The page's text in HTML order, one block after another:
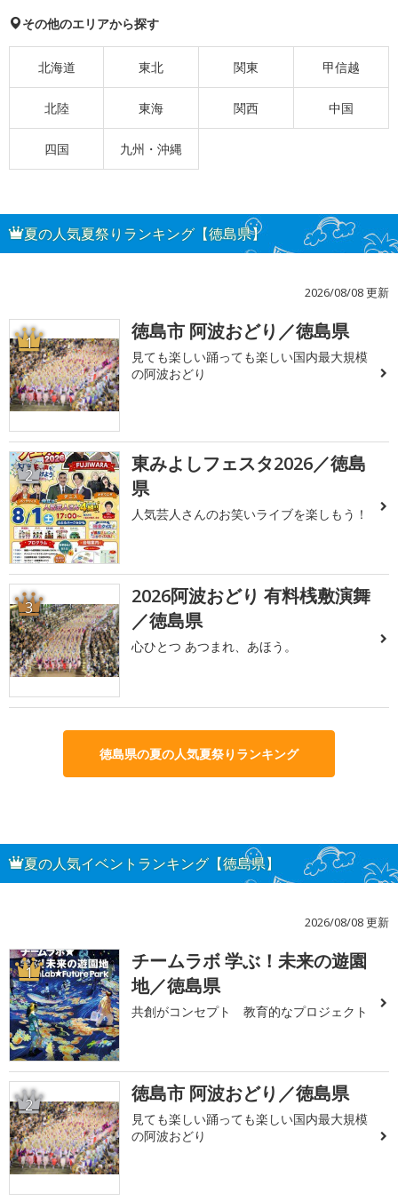
その他のエリアから探す
北海道 東北 関東 甲信越
北陸 東海 関西 中国
四国 九州・沖縄
夏の人気夏祭りランキング【徳島県】
2026/08/08 更新
1 徳島市 阿波おどり／徳島県
見ても楽しい踊っても楽しい国内最大規模
の阿波おどり
2
東みよしフェスタ2026／徳島
県
人気芸人さんのお笑いライブを楽しもう！
3
2026阿波おどり 有料桟敷演舞
／徳島県
心ひとつ あつまれ、あほう。
徳島県の夏の人気夏祭りランキング
夏の人気イベントランキング【徳島県】
2026/08/08 更新
1
チームラボ 学ぶ！未来の遊園
地／徳島県
共創がコンセプト 教育的なプロジェクト
2 徳島市 阿波おどり／徳島県
見ても楽しい踊っても楽しい国内最大規模
の阿波おどり